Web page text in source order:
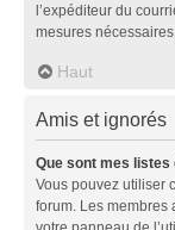
l’expéditeur du
mesures
Haut
Amis et ignorés
Que sont mes listes
Vous pouvez utiliser
forum. Les membres